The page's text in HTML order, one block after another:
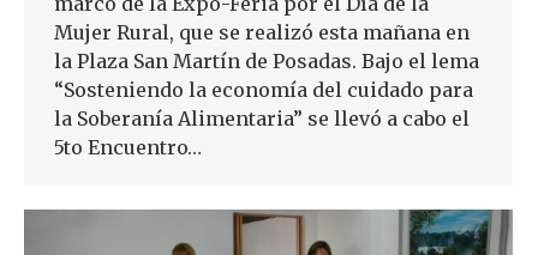
Mujer Rural, que se realizó esta mañana en
la Plaza San Martín de Posadas. Bajo el lema
“Sosteniendo la economía del cuidado para
la Soberanía Alimentaria” se llevó a cabo el
5to Encuentro…